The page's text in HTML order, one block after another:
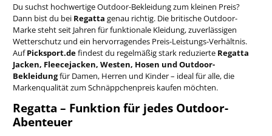
Du suchst hochwertige Outdoor-Bekleidung zum kleinen Preis?
Dann bist du bei Regatta genau richtig. Die britische Outdoor-
Marke steht seit Jahren für funktionale Kleidung, zuverlässigen
Wetterschutz und ein hervorragendes Preis-Leistungs-Verhältnis.
AufPicksport.defindest du regelmäßig stark reduzierte Regatta
Jacken, Fleecejacken, Westen, Hosen und Outdoor-
Bekleidungfür Damen, Herren und Kinder – ideal für alle, die
Markenqualität zum Schnäppchenpreis kaufen möchten.
Regatta – Funktion für jedes Outdoor-
Abenteuer